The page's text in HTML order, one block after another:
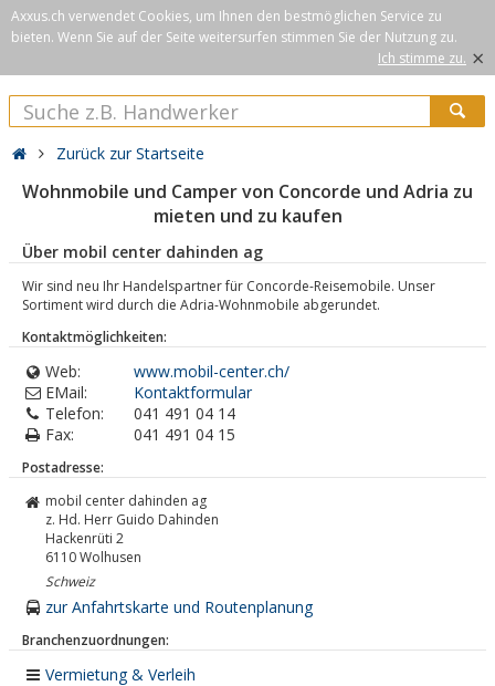
Axxus.ch verwendet Cookies, um Ihnen den bestmöglichen Service zu
bieten. Wenn Sie auf der Seite weitersurfen stimmen Sie der Nutzung zu.
Ich stimme zu. ×
Zurück zur Startseite
Wohnmobile und Camper von Concorde und Adria zu
mieten und zu kaufen
Über mobil center dahinden ag
Wir sind neu Ihr Handelspartner für Concorde-Reisemobile. Unser
Sortiment wird durch die Adria-Wohnmobile abgerundet.
Kontaktmöglichkeiten:
Web:
www.mobil-center.ch/
EMail:
Kontaktformular
Telefon:
041 491 04 14
Fax:
041 491 04 15
Postadresse:
mobil center dahinden ag
z. Hd. Herr Guido Dahinden
Hackenrüti 2
6110Wolhusen
Schweiz
zur Anfahrtskarte und Routenplanung
Branchenzuordnungen:
Vermietung & Verleih